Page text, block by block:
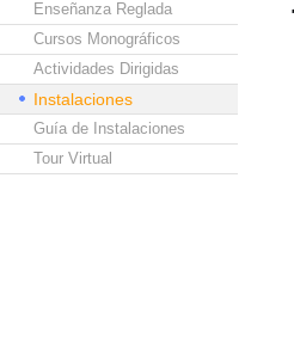
Enseñanza Reglada
Cursos Monográficos
Actividades Dirigidas
Instalaciones
Guía de Instalaciones
Tour Virtual